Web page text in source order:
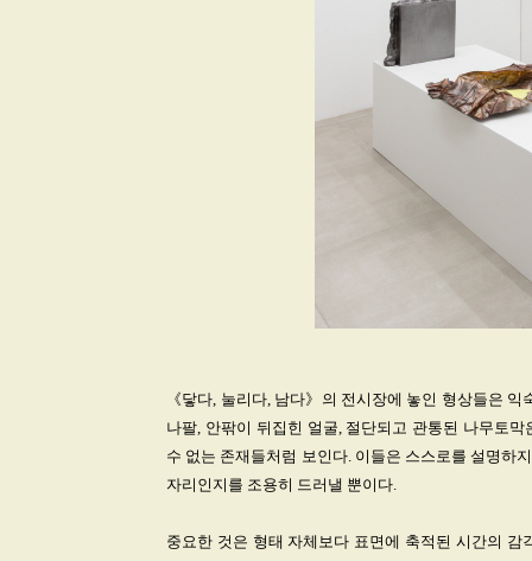
《닿다, 눌리다, 남다》의 전시장에 놓인 형상들은
나팔, 안팎이 뒤집힌 얼굴, 절단되고 관통된 나무토
수 없는 존재들처럼 보인다. 이들은 스스로를 설명하
자리인지를 조용히 드러낼 뿐이다.
중요한 것은 형태 자체보다 표면에 축적된 시간의